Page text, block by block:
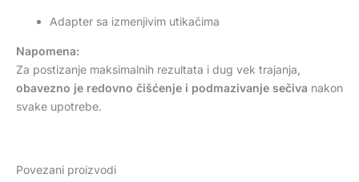
Adapter sa izmenjivim utikačima
Napomena:
Za postizanje maksimalnih rezultata i dug vek trajanja,
obavezno je redovno čišćenje i podmazivanje sečiva nakon
svake upotrebe.
Povezani proizvodi